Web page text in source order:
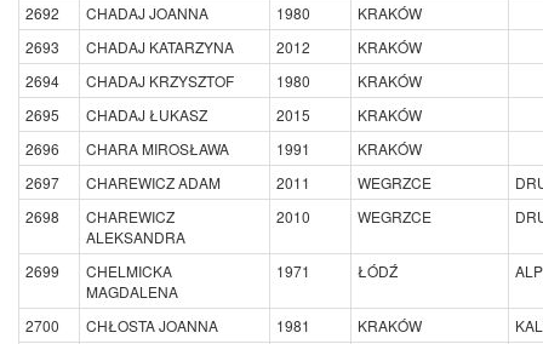
2692
CHADAJ JOANNA 1980
KRAKÓW
2693
CHADAJ KATARZYNA 2012
KRAKÓW
2694
CHADAJ KRZYSZTOF 1980
KRAKÓW
2695
CHADAJ ŁUKASZ 2015
KRAKÓW
2696
CHARA MIROSŁAWA 1991
KRAKÓW
2697
CHAREWICZ ADAM 2011 WEGRZCE
2698
CHAREWICZ
ALEKSANDRA
2010 WEGRZCE
2699
CHELMICKA
MAGDALENA
1971 ŁÓDŹ
2700 CHŁOSTA JOANNA 1981 KRAKÓW